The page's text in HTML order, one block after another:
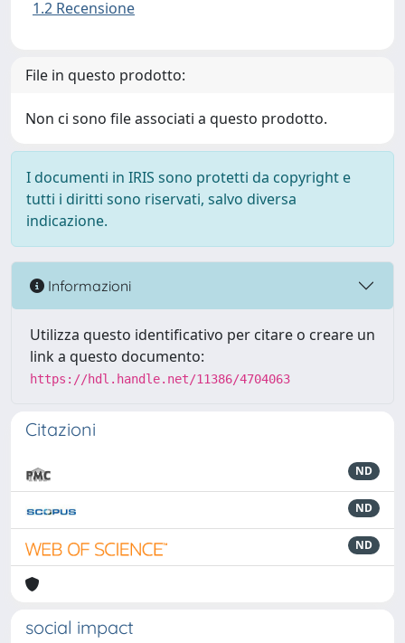
1.2 Recensione
File in questo prodotto:
Non ci sono file associati a questo prodotto.
I documenti in IRIS sono protetti da copyright e
tutti i diritti sono riservati, salvo diversa
indicazione.
Informazioni
Utilizza questo identificativo per citare o creare un
link a questo documento:
https://hdl.handle.net/11386/4704063
Citazioni
ND
ND
ND
social impact